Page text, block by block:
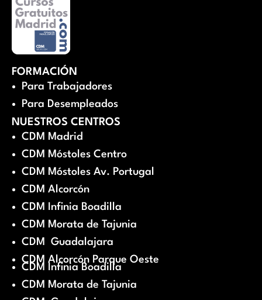
FORMACIÓN
Para Trabajadores
Para Desempleados
NUESTROS CENTROS
CDM Madrid
CDM Móstoles Centro
CDM Móstoles Av. Portugal
CDM Alcorcón
CDM Infinia Boadilla
CDM Morata de Tajunia
CDM Guadalajara
CDM Alcorcón Parque Oeste
CDM Infinia Boadilla
CDM Morata de Tajunia